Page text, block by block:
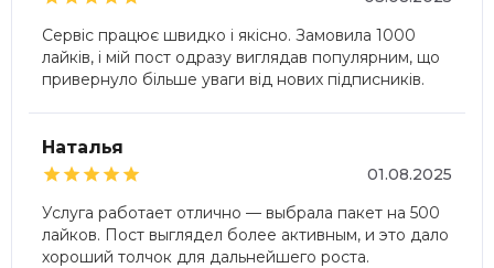
Сервіс працює швидко і якісно. Замовила 1000
лайків, і мій пост одразу виглядав популярним, що
привернуло більше уваги від нових підписників.
Наталья

01.08.2025
Услуга работает отлично — выбрала пакет на 500
лайков. Пост выглядел более активным, и это дало
хороший толчок для дальнейшего роста.